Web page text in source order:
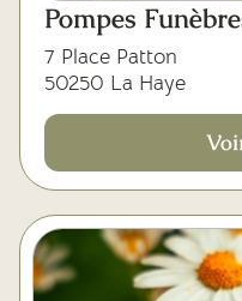
Pompes
7 Place Patton
50250 La Haye